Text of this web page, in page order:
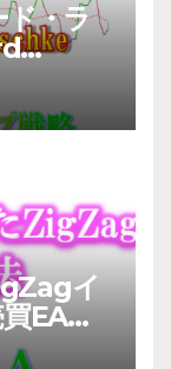
・ラ
を検
イ
EA検
開